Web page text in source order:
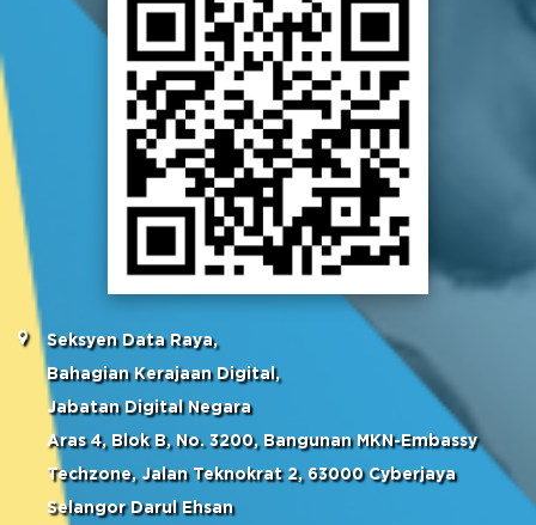
Seksyen Data Raya,
Bahagian Kerajaan Digital,
Jabatan Digital Negara
Aras 4, Blok B, No. 3200, Bangunan MKN-Embassy
Techzone, Jalan Teknokrat 2, 63000 Cyberjaya
Selangor Darul Ehsan